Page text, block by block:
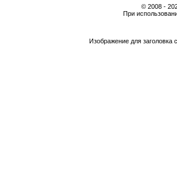
© 2008 -
При
Изображение для